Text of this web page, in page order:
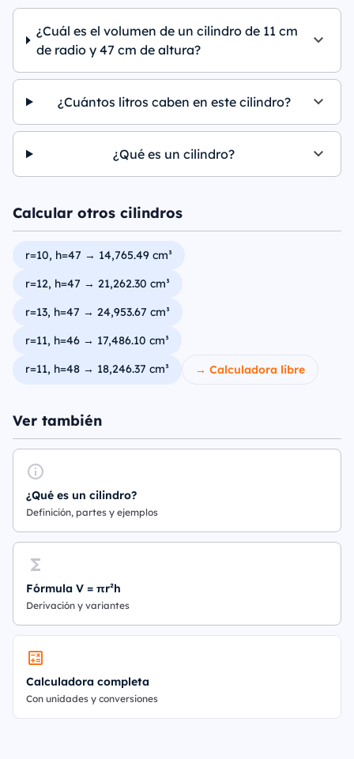
¿Cuál es el volumen de un cilindro de 11 cm
de radio y 47 cm de altura?
¿Cuántos litros caben en este cilindro?
¿Qué es un cilindro?
Calcular otros cilindros
r=10, h=47 → 14,765.49 cm³
r=12, h=47 → 21,262.30 cm³
r=13, h=47 → 24,953.67 cm³
r=11, h=46 → 17,486.10 cm³
r=11, h=48 → 18,246.37 cm³
→ Calculadora libre
Ver también
¿Qué es un cilindro?
Definición, partes y ejemplos
Fórmula V = πr²h
Derivación y variantes
Calculadora completa
Con unidades y conversiones